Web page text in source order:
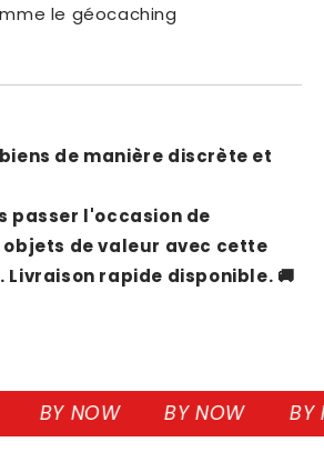
le géocaching
de manière discrète et
passer l'occasion de
de valeur avec cette
rapide disponible. 🚚
BY NOW BY NOW BY